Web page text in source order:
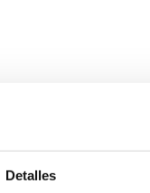
Detalles